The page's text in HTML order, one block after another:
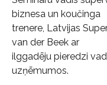
biznesa un koučinga
trenere, Latvijas
van der Beek ar
ilggadēju pieredzi
uzņēmumos.